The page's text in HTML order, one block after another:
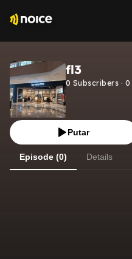
fl3
0 Subscribers · 0
Putar
Episode (0) Details